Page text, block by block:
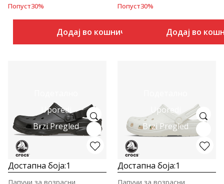
Попуст30%
Додај во кошничка
Попуст30%
Додај во
Uporedi
Brzi Pregled
Достапна боја:1
Uporedi
Brzi Pregled
Достапна боја:1